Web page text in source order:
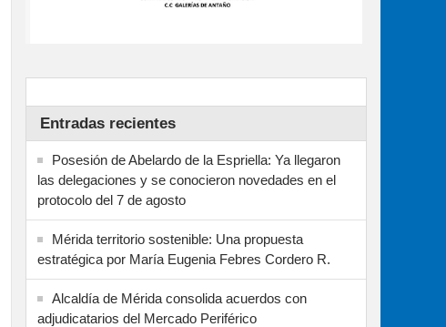
Entradas recientes
Posesión de Abelardo de la Espriella: Ya llegaron
las delegaciones y se conocieron novedades en el
protocolo del 7 de agosto
Mérida territorio sostenible: Una propuesta
estratégica por María Eugenia Febres Cordero R.
Alcaldía de Mérida consolida acuerdos con
adjudicatarios del Mercado Periférico